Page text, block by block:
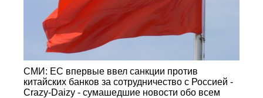
СМИ: ЕС впервые ввел санкции против
китайских банков за сотрудничество с Россией -
Crazy-Daizy - сумашедшие новости обо всем